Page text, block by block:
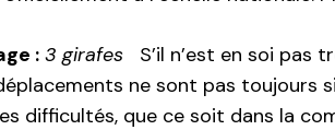
: 3 girafes
S’il n’est en soi pas
ne sont pas
difficultés, que ce soit dans la